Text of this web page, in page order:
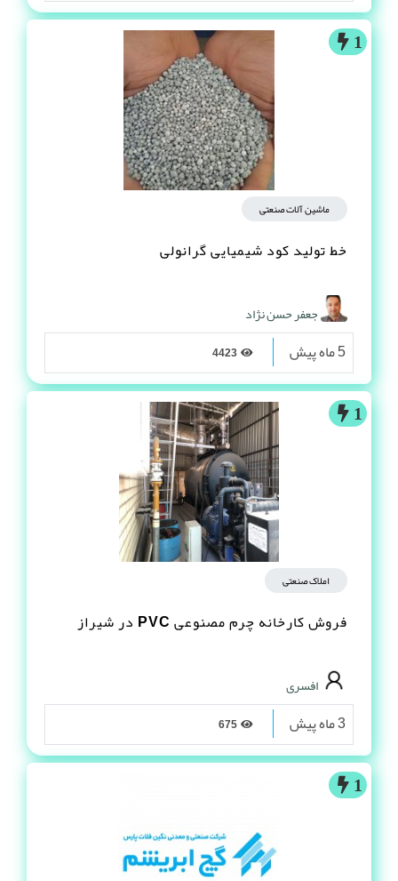
1
ماشین آلات صنعتی
خط تولید کود شیمیایی گرانولی
جعفر حسن نژاد
5 ماه پیش
1
املاک صنعتی
فروش کارخانه چرم مصنوعى PVC در شیراز
افسری
3 ماه پیش
1